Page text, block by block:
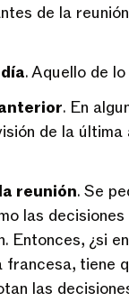
de la
. Aquello de
. En
de la
reunión. Se
las
Entonces, ¿si
francesa, tiene
las